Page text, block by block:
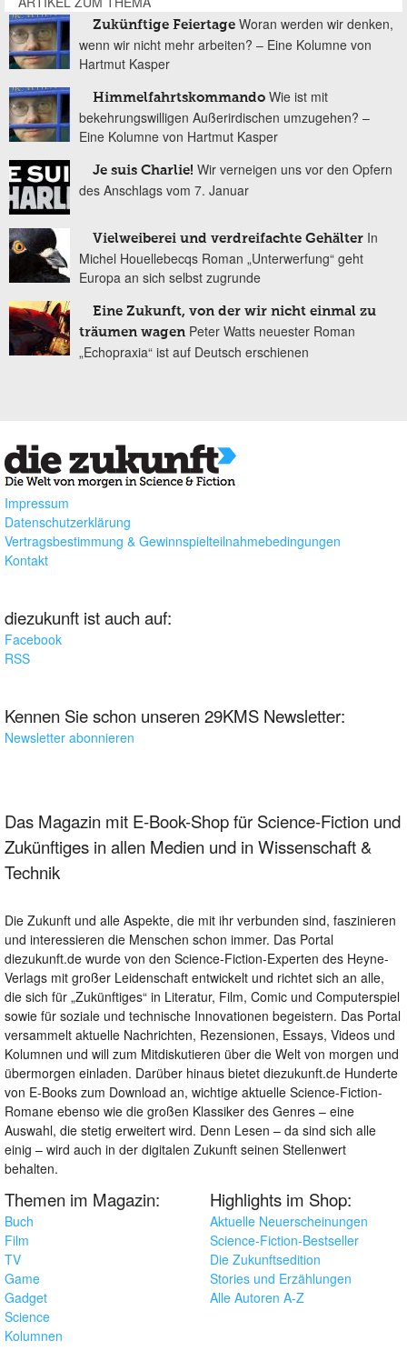
Zukünftige Feiertage Woran werden wir denken,
wenn wir nicht mehr arbeiten? – Eine Kolumne von
Hartmut Kasper
Himmelfahrtskommando Wie ist mit
bekehrungswilligen Außerirdischen umzugehen? –
Eine Kolumne von Hartmut Kasper
Je suis Charlie! Wir verneigen uns vor den Opfern
des Anschlags vom 7. Januar
Vielweiberei und verdreifachte Gehälter In
Michel Houellebecqs Roman „Unterwerfung“ geht
Europa an sich selbst zugrunde
Eine Zukunft, von der wir nicht einmal zu
träumen wagen Peter Watts neuester Roman
„Echopraxia“ ist auf Deutsch erschienen
Impressum
Datenschutzerklärung
Vertragsbestimmung & Gewinnspielteilnahmebedingungen
Kontakt
diezukunft ist auch auf:
Facebook
RSS
Kennen Sie schon unseren 29KMS Newsletter:
Newsletter abonnieren
Das Magazin mit E-Book-Shop für Science-Fiction und
Zukünftiges in allen Medien und in Wissenschaft &
Technik
Die Zukunft und alle Aspekte, die mit ihr verbunden sind, faszinieren
und interessieren die Menschen schon immer. Das Portal
diezukunft.de wurde von den Science-Fiction-Experten des Heyne-
Verlags mit großer Leidenschaft entwickelt und richtet sich an alle,
die sich für „Zukünftiges“ in Literatur, Film, Comic und Computerspiel
sowie für soziale und technische Innovationen begeistern. Das Portal
versammelt aktuelle Nachrichten, Rezensionen, Essays, Videos und
Kolumnen und will zum Mitdiskutieren über die Welt von morgen und
übermorgen einladen. Darüber hinaus bietet diezukunft.de Hunderte
von E-Books zum Download an, wichtige aktuelle Science-Fiction-
Romane ebenso wie die großen Klassiker des Genres – eine
Auswahl, die stetig erweitert wird. Denn Lesen – da sind sich alle
einig – wird auch in der digitalen Zukunft seinen Stellenwert
behalten.
Themen im Magazin:
Buch
Film
TV
Game
Gadget
Science
Kolumnen
Highlights im Shop:
Aktuelle Neuerscheinungen
Science-Fiction-Bestseller
Die Zukunftsedition
Stories und Erzählungen
Alle Autoren A-Z